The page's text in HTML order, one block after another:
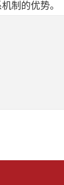
制的优势。